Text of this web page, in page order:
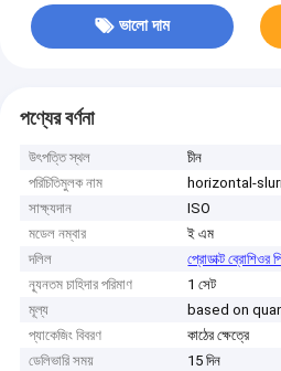
ভালো দাম
পণ্যের বর্ণনা
উৎপত্তি স্থল
চীন
পরিচিতিমুলক নাম
horizontal-
সাক্ষ্যদান
ISO
মডেল নম্বার
ই এম
দলিল
প্রোডাক্ট ব্রোশিওর
ন্যূনতম চাহিদার পরিমাণ
1 সেট
মূল্য
based on
প্যাকেজিং বিবরণ
কাঠের ক্ষেত্রে
ডেলিভারি সময়
15 দিন